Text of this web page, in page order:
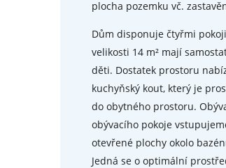
plocha pozemku vč.
Dům disponuje čtyřmi
velikosti 14 m² mají
děti. Dostatek prostoru
kuchyňský kout, který je
do obytného prostoru.
obývacího pokoje
otevřené plochy okolo
Jedná se o optimální